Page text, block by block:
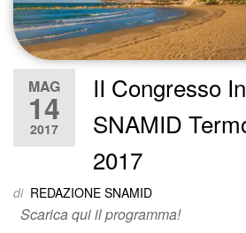
MAG
14
2017
II Congresso
SNAMID
2017
di REDAZIONE SNAMID
Scarica qui il programma!